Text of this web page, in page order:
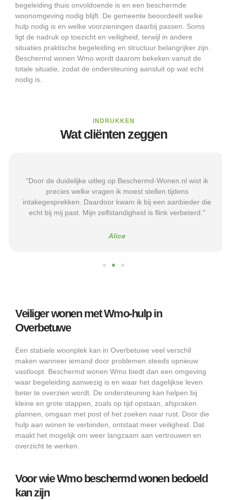
begeleiding thuis onvoldoende is en een beschermde
woonomgeving nodig blijft. De gemeente beoordeelt welke
hulp nodig is en welke voorzieningen daarbij passen. Soms
ligt de nadruk op toezicht en veiligheid, terwijl in andere
situaties praktische begeleiding en structuur belangrijker zijn.
Beschermd wonen Wmo wordt daarom bekeken vanuit de
totale situatie, zodat de ondersteuning aansluit op wat echt
nodig is.
INDRUKKEN
Wat cliënten zeggen
"Door de duidelijke uitleg op Beschermd-Wonen.nl wist ik
precies welke vragen ik moest stellen tijdens
intakegesprekken. Daardoor kwam ik bij een aanbieder die
echt bij mij past. Mijn zelfstandigheid is flink verbeterd."
Alice
Veiliger wonen met Wmo-hulp in
Overbetuwe
Een stabiele woonplek kan in Overbetuwe veel verschil
maken wanneer iemand door problemen steeds opnieuw
vastloopt. Beschermd wonen Wmo biedt dan een omgeving
waar begeleiding aanwezig is en waar het dagelijkse leven
beter te overzien wordt. De ondersteuning kan helpen bij
kleine en grote stappen, zoals op tijd opstaan, afspraken
plannen, omgaan met post of het zoeken naar rust. Door die
hulp aan wonen te verbinden, ontstaat meer veiligheid. Dat
maakt het mogelijk om weer langzaam aan vertrouwen en
overzicht te werken.
Voor wie Wmo beschermd wonen bedoeld
kan zijn